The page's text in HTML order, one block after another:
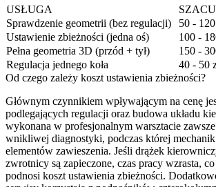
USŁUGA
Sprawdzenie geometrii (bez regulacji)
50 - 120
Ustawienie zbieżności (jedna oś)
100 -
Pełna geometria 3D (przód + tył)
150 -
Regulacja jednego koła
40 - 50
Od czego zależy koszt ustawienia zbieżności?
Głównym czynnikiem wpływającym na cenę
podlegających regulacji oraz budowa układu
wykonana w profesjonalnym warsztacie
wnikliwej diagnostyki, podczas której mechanik
elementów zawieszenia. Jeśli drążek
zwrotnicy są zapieczone, czas pracy wzrasta,
podnosi koszt ustawienia zbieżności.